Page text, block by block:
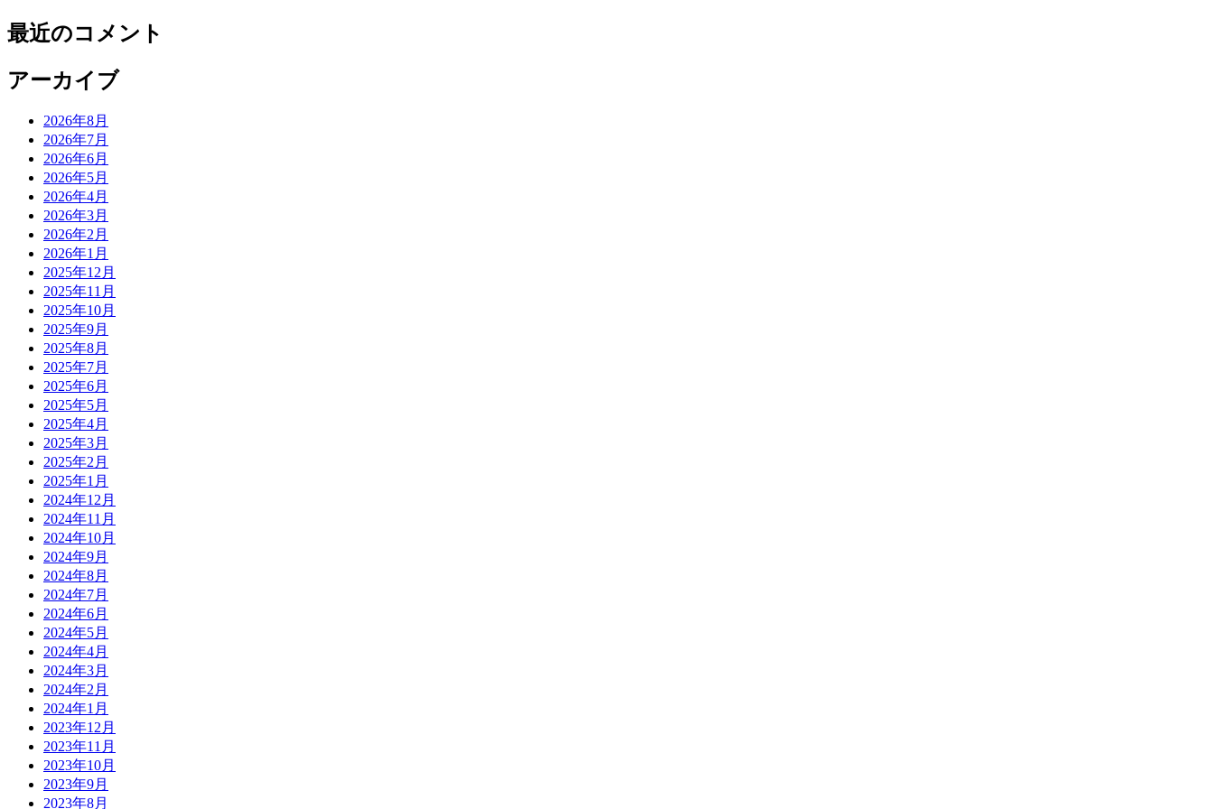
最近のコメント
アーカイブ
2026年8月
2026年7月
2026年6月
2026年5月
2026年4月
2026年3月
2026年2月
2026年1月
2025年12月
2025年11月
2025年10月
2025年9月
2025年8月
2025年7月
2025年6月
2025年5月
2025年4月
2025年3月
2025年2月
2025年1月
2024年12月
2024年11月
2024年10月
2024年9月
2024年8月
2024年7月
2024年6月
2024年5月
2024年4月
2024年3月
2024年2月
2024年1月
2023年12月
2023年11月
2023年10月
2023年9月
2023年8月